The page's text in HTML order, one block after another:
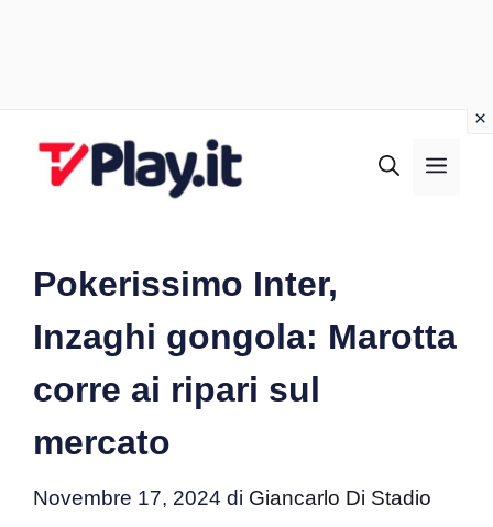
Pokerissimo Inter,
Inzaghi gongola: Marotta
corre ai ripari sul
mercato
Novembre 17, 2024 di Giancarlo Di Stadio